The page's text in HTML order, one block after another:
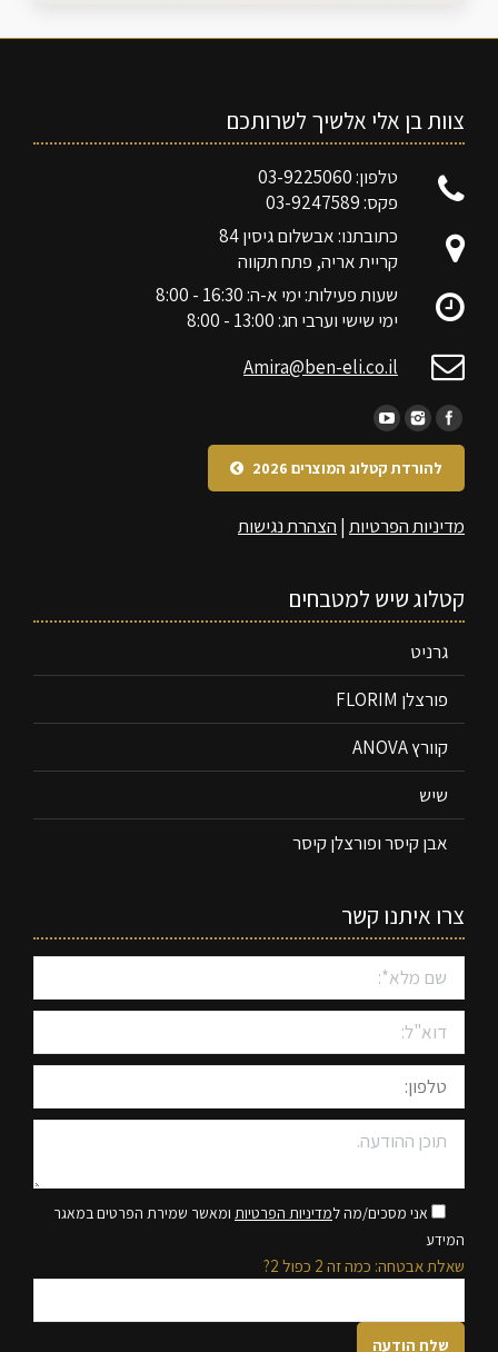
צוות בן אלי אלשיך לשרותכם
טלפון: 03-9225060
פקס: 03-9247589
כתובתנו: אבשלום גיסין 84
קריית אריה, פתח תקווה
שעות פעילות: ימי א-ה: 16:30 - 8:00
ימי שישי וערבי חג: 13:00 - 8:00
Amira@ben-eli.co.il
להורדת קטלוג המוצרים 2026
מדיניות הפרטיות | הצהרת נגישות
קטלוג שיש למטבחים
גרניט
פורצלן FLORIM
קוורץ ANOVA
שיש
אבן קיסר ופורצלן קיסר
צרו איתנו קשר
אני מסכים/מה למדיניות הפרטיות ומאשר שמירת הפרטים במאגר
המידע
שאלת אבטחה: כמה זה 2 כפול 2?